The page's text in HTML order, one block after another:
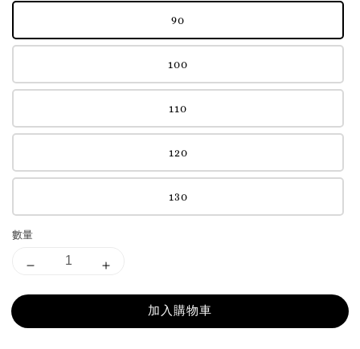
90
100
110
120
130
數量
加入購物車